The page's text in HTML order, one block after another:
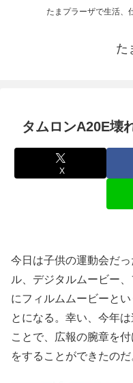
たまプラーザで生活、
た
タムロンA20E壊
X
今日は子供の運動会だ
ル、デジタルムービー
にフィルムムービーと
とになる。幸い、今年
ことで、広報の腕章を
をすることができたのだ